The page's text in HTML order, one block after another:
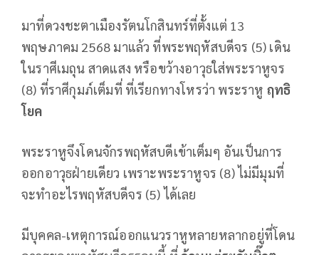
มาที่ดวงชะตาเมืองรัตนโกสินทร์ที่ตั้งแต่ 13
พฤษภาคม 2568 มาแล้ว ที่พระพฤหัสบดีจร (5) เดิน
ในราศีเมถุน สาดแสง หรือขว้างอาวุธใส่พระราหูจร
(8) ที่ราศีกุมภ์เต็มที่ ที่เรียกทางโหรว่า พระราหู ฤทธิ
โยค
พระราหูจึงโดนจักรพฤหัสบดีเข้าเต็มๆ อันเป็นการ
ออกอาวุธฝ่ายเดียว เพราะพระราหูจร (8) ไม่มีมุมที่
จะทำอะไรพฤหัสบดีจร (5) ได้เลย
มีบุคคล-เหตุการณ์ออกแนวราหูหลายหลากอยู่ที่โดน